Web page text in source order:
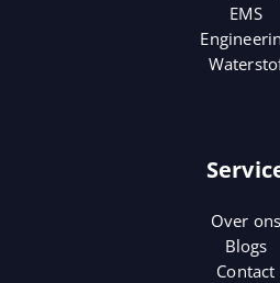
EMS
Over ons
Blogs
Contact